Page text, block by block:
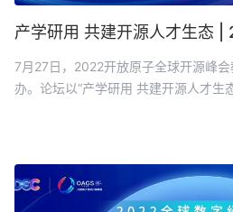
7月27日，2022开放原子全球开源峰
办。论坛以“产学研用 共建开源人才生
践、产业开源实践、产学研一体的开